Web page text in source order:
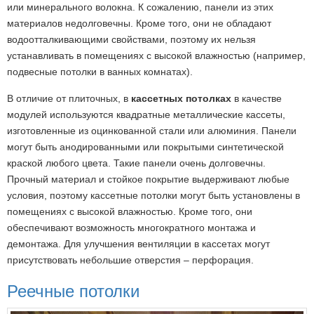
или минерального волокна. К сожалению, панели из этих
материалов недолговечны. Кроме того, они не обладают
водоотталкивающими свойствами, поэтому их нельзя
устанавливать в помещениях с высокой влажностью (например,
подвесные потолки в ванных комнатах).
В отличие от плиточных, в кассетных потолках в качестве
модулей используются квадратные металлические кассеты,
изготовленные из оцинкованной стали или алюминия. Панели
могут быть анодированными или покрытыми синтетической
краской любого цвета. Такие панели очень долговечны.
Прочный материал и стойкое покрытие выдерживают любые
условия, поэтому кассетные потолки могут быть установлены в
помещениях с высокой влажностью. Кроме того, они
обеспечивают возможность многократного монтажа и
демонтажа. Для улучшения вентиляции в кассетах могут
присутствовать небольшие отверстия – перфорация.
Реечные потолки